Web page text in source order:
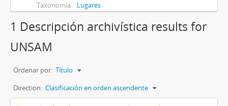
Taxonomía Lugares
1 Descripción archivística results for
UNSAM
Ordenar por: Título
Direction: Clasificación en orden ascendente